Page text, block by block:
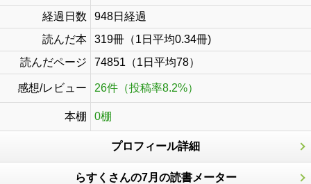
経過日数
948日経過
読んだ本
319冊（1日平均0.34冊)
読んだページ
74851（1日平均78）
感想/レビュー 26件（投稿率8.2%）
本棚 0棚
プロフィール詳細
らすくさんの7月の読書メーター